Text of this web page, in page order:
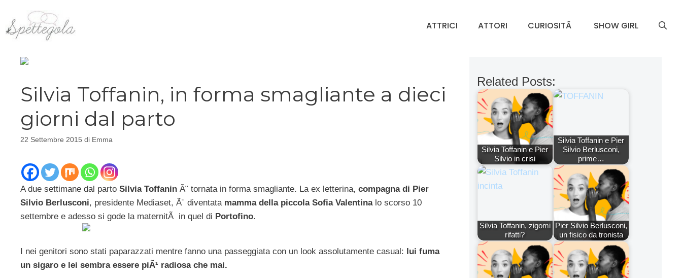
contenuto
ATTRICI ATTORI CURIOSITÃ SHOW GIRL
Silvia Toffanin, in forma smagliante a dieci
giorni dal parto
22 Settembre 2015 di Emma
A due settimane dal parto Silvia Toffanin Ã¨ tornata in forma smagliante. La ex letterina, compagna di Pier
Silvio Berlusconi, presidente Mediaset, Ã¨ diventata mamma della piccola Sofia Valentinalo scorso 10
settembre e adesso si gode la maternitÃ in quel di Portofino.
I nei genitori sono stati paparazzati mentre fanno una passeggiata con un look assolutamente casual: lui fuma
un sigaro e lei sembra essere piÃ¹ radiosa che mai.
Related Posts:
Silvia Toffanin e Pier
Silvio in crisi
Silvia Toffanin e Pier
Silvio Berlusconi,
prime…
Silvia Toffanin, zigomi
rifatti?
Pier Silvio Berlusconi,
un fisico da tronista